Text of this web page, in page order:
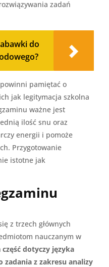
zadań
do
pamiętać o
jak legitymacja szkolna
ważne jest
ilość snu oraz
energii i pomoże
Przygotowanie
istotne jak
z trzech głównych
nauczanym w
część dotyczy języka
z zakresu analizy